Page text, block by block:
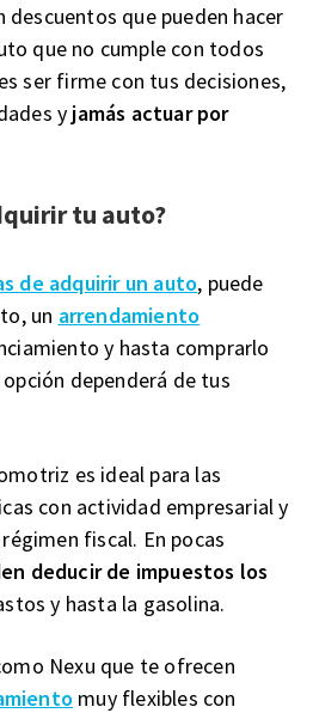
que pueden hacer
que no cumple con todos
ser firme con tus decisiones,
y jamás actuar por
tu auto?
de adquirir un auto, puede
un arrendamiento
y hasta comprarlo
dependerá de tus
es ideal para las
con actividad empresarial y
fiscal. En pocas
deducir de impuestos los
y hasta la gasolina.
Nexu que te ofrecen
muy flexibles con